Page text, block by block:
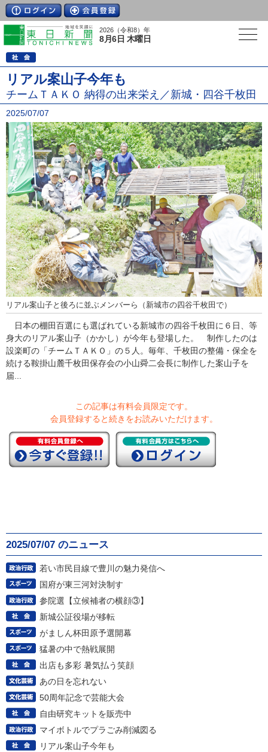
2026（令和8）年
8月6日 木曜日
リアル案山子今年も
チームＴＡＫＯ 納得の出来栄え／新城・四谷千枚田
2025/07/07
リアル案山子と後ろに並ぶメンバーら（新城市の四谷千枚田で）
日本の棚田百選にも選ばれている新城市の四谷千枚田に６日、等
身大のリアル案山子（かかし）が今年も登場した。 制作したのは
設楽町の「チームＴＡＫＯ」の５人。毎年、千枚田の整備・保全を
続ける鞍掛山麓千枚田保存会の小山舜二会長に制作した案山子を
届...
この記事は有料会員限定です。
会員登録すると続きをお読みいただけます。
2025/07/07 のニュース
若い市民目線で豊川の魅力発信へ
国府が東三河対決制す
参院選【立候補者の横顔③】
新城公証役場が移転
がましん杯田原予選開幕
猛暑の中で熱戦展開
出店も多彩 暑気払う笑顔
あの日を忘れない
50周年記念で芸能大会
自由研究キットを販売中
マイボトルでプラごみ削減図る
リアル案山子今年も